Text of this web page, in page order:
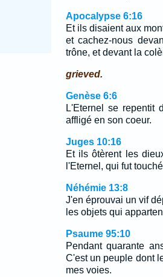
Apocalypse 6:16
Et ils disaient aux
et cachez-nous
trône, et devant la
grieved.
Genèse 6:6
L'Eternel se repentit
affligé en son coeur.
Juges 10:16
Et ils ôtèrent les
l'Eternel, qui fut
Néhémie 13:8
J'en éprouvai un vif
les objets qui
Psaume 95:10
Pendant quarante
C'est un peuple dont
mes voies.